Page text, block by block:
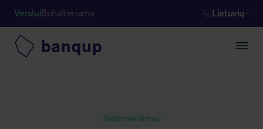
VersluiBuhalteriams Lietuvių
Skaitmeninimas